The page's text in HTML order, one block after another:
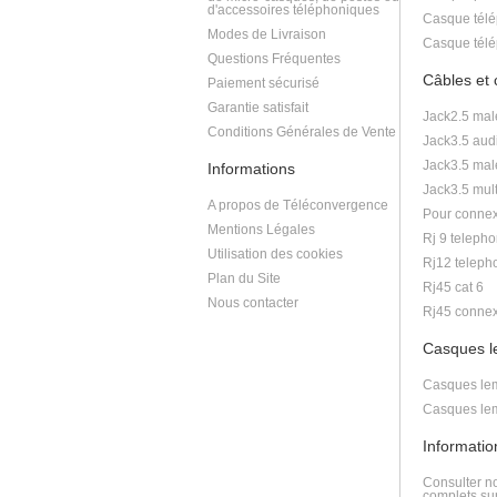
d'accessoires téléphoniques
Modes de Livraison
Questions Fréquentes
Paiement sécurisé
Garantie satisfait
Conditions Générales de Vente
Informations
A propos de Téléconvergence
Mentions Légales
Utilisation des cookies
Plan du Site
Nous contacter
Casque
Casque
Câbles et
Jack2.5
Jack3.5
Jack3.5
Jack3.5
Pour
Rj 9
Rj12
Rj45 cat 6
Rj45
Casques
Casques
Casques
Consulter